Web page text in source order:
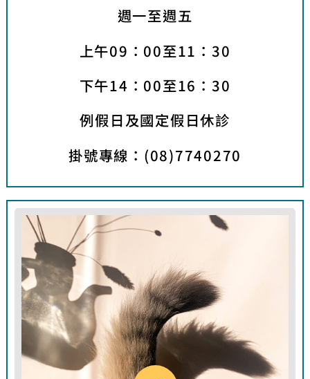
週一至週五
上午09：00至11：30
下午14：00至16：30
例假日及國定假日休診
掛號專線：(08)7740270